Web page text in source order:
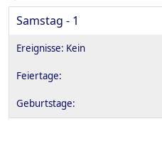
Samstag - 1